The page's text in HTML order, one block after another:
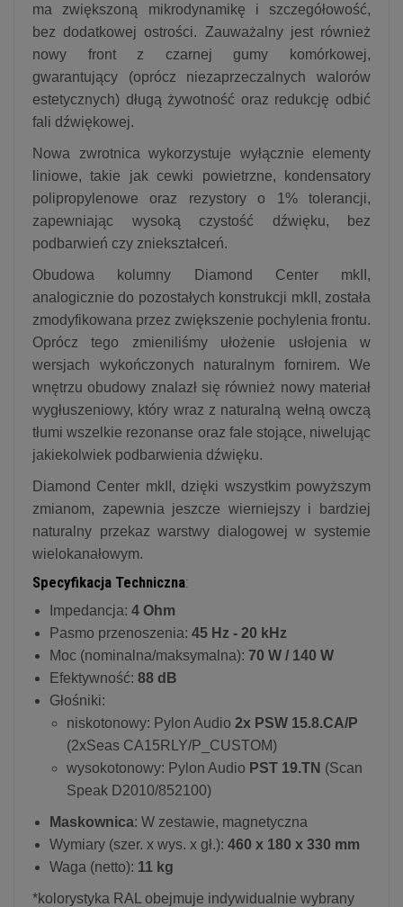
ma zwiększoną mikrodynamikę i szczegółowość,
bez dodatkowej ostrości. Zauważalny jest również
nowy front z czarnej gumy komórkowej,
gwarantujący (oprócz niezaprzeczalnych walorów
estetycznych) długą żywotność oraz redukcję odbić
fali dźwiękowej.
Nowa zwrotnica wykorzystuje wyłącznie elementy
liniowe, takie jak cewki powietrzne, kondensatory
polipropylenowe oraz rezystory o 1% tolerancji,
zapewniając wysoką czystość dźwięku, bez
podbarwień czy zniekształceń.
Obudowa kolumny Diamond Center mkII,
analogicznie do pozostałych konstrukcji mkII, została
zmodyfikowana przez zwiększenie pochylenia frontu.
Oprócz tego zmieniliśmy ułożenie usłojenia w
wersjach wykończonych naturalnym fornirem. We
wnętrzu obudowy znalazł się również nowy materiał
wygłuszeniowy, który wraz z naturalną wełną owczą
tłumi wszelkie rezonanse oraz fale stojące, niwelując
jakiekolwiek podbarwienia dźwięku.
Diamond Center mkII, dzięki wszystkim powyższym
zmianom, zapewnia jeszcze wierniejszy i bardziej
naturalny przekaz warstwy dialogowej w systemie
wielokanałowym.
Specyfikacja Techniczna:
Impedancja: 4 Ohm
Pasmo przenoszenia: 45 Hz - 20 kHz
Moc (nominalna/maksymalna): 70 W / 140 W
Efektywność: 88 dB
Głośniki:
niskotonowy: Pylon Audio 2x PSW 15.8.CA/P
(2xSeas CA15RLY/P_CUSTOM)
wysokotonowy: Pylon Audio PST 19.TN (Scan
Speak D2010/852100)
Maskownica: W zestawie, magnetyczna
Wymiary (szer. x wys. x gł.): 460 x 180 x 330 mm
Waga (netto): 11 kg
*kolorystyka RAL obejmuje indywidualnie wybrany